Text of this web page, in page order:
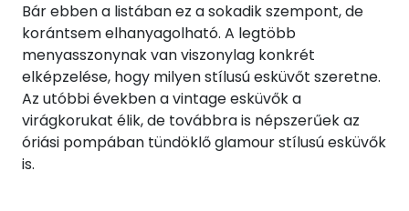
Bár ebben a listában ez a sokadik szempont, de
korántsem elhanyagolható. A legtöbb
menyasszonynak van viszonylag konkrét
elképzelése, hogy milyen stílusú esküvőt szeretne.
Az utóbbi években a vintage esküvők a
virágkorukat élik, de továbbra is népszerűek az
óriási pompában tündöklő glamour stílusú esküvők
is.